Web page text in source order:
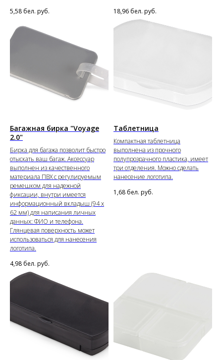
5,58 бел. руб.
18,96 бел. руб.
Багажная бирка "Voyage
2.0"
Бирка для багажа позволит быстро
отыскать ваш багаж. Аксессуар
выполнен из качественного
материала ПВХ с регулируемым
ремешком для надежной
фиксации, внутри имеется
информационный вкладыш (94 х
62 мм) для написания личных
данных: ФИО и телефона.
Глянцевая поверхность может
использоваться для нанесения
логотипа.
4,98 бел. руб.
Таблетница
Компактная таблетница
выполнена из прочного
полупрозрачного пластика, имеет
три отделения. Можно сделать
нанесение логотипа.
1,68 бел. руб.